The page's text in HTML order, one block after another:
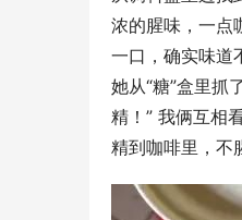
浓的腥味，一点
一口，确实味道
她从“糖”盒里抓
精！” 我俩互相
精到咖啡里，不